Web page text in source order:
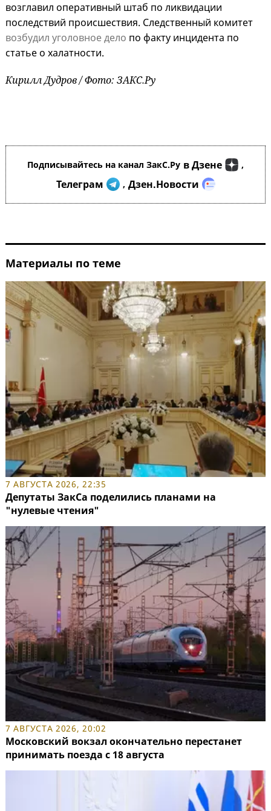
возглавил оперативный штаб по ликвидации
последствий происшествия. Следственный комитет
возбудил уголовное дело по факту инцидента по
статье о халатности.
Кирилл Дудров / Фото: ЗАКС.Ру
Подписывайтесь на канал ЗакС.Ру в Дзене ,
Телеграм , Дзен.Новости
Материалы по теме
7 АВГУСТА 2026, 22:35
Депутаты ЗакСа поделились планами на
"нулевые чтения"
7 АВГУСТА 2026, 20:02
Московский вокзал окончательно перестанет
принимать поезда с 18 августа